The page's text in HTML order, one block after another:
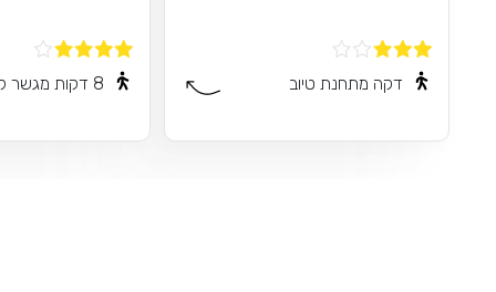
דקה מתחנת טיוב 8 דקות מגשר לונדון